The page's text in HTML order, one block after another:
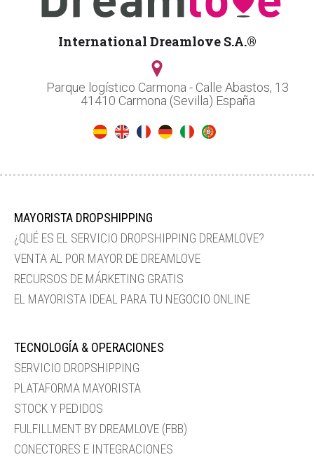
International Dreamlove S.A.®
Parque logístico Carmona - Calle Abastos, 13
41410 Carmona (Sevilla) España
MAYORISTA DROPSHIPPING
¿QUÉ ES EL SERVICIO DROPSHIPPING DREAMLOVE?
VENTA AL POR MAYOR DE DREAMLOVE
RECURSOS DE MÁRKETING GRATIS
EL MAYORISTA IDEAL PARA TU NEGOCIO ONLINE
TECNOLOGÍA & OPERACIONES
SERVICIO DROPSHIPPING
PLATAFORMA MAYORISTA
STOCK Y PEDIDOS
FULFILLMENT BY DREAMLOVE (FBB)
CONECTORES E INTEGRACIONES